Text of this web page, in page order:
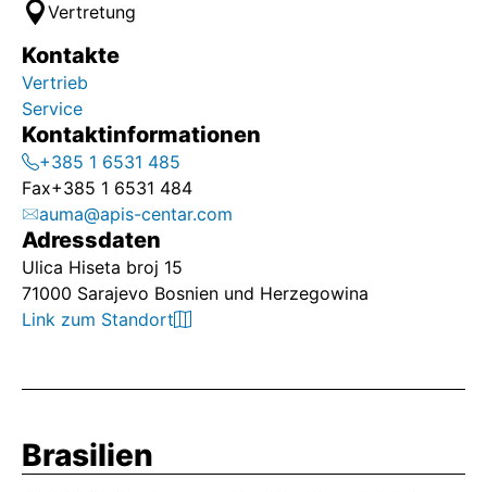
Vertretung
Kontakte
Vertrieb
Service
Kontaktinformationen
+385 1 6531 485
Fax+385 1 6531 484
auma@apis-centar.com
Adressdaten
Ulica Hiseta broj 15
71000 Sarajevo Bosnien und Herzegowina
Link zum Standort
Brasilien